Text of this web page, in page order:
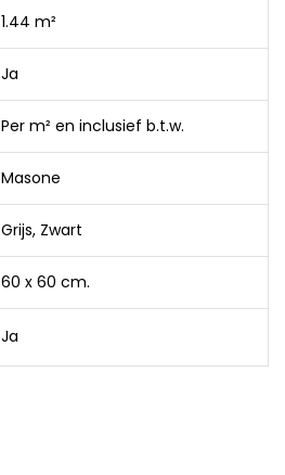
1.44 m²
Ja
Per m² en inclusief b.t.w.
Masone
Grijs, Zwart
60 x 60 cm.
Ja